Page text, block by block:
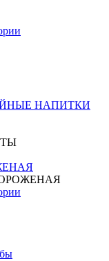
НАПИТКИ